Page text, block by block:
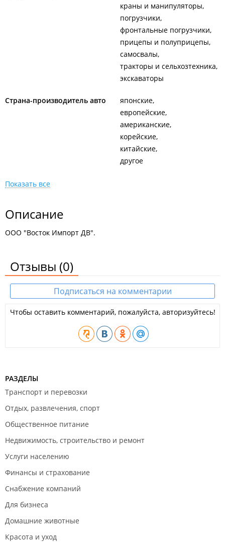
краны и манипуляторы
погрузчики
фронтальные погрузчики
прицепы и полуприцепы
самосвалы
тракторы и сельхозтехника
экскаваторы
Страна-производитель авто
японские
европейские
американские
корейские
китайские
другое
Показать все
Описание
ООО "Восток Импорт ДВ".
Отзывы (0)
Подписаться на комментарии
Чтобы оставить комментарий, пожалуйста, авторизуйтесь!
РАЗДЕЛЫ
Транспорт и перевозки
Отдых, развлечения, спорт
Общественное питание
Недвижимость, строительство и ремонт
Услуги населению
Финансы и страхование
Снабжение компаний
Для бизнеса
Домашние животные
Красота и уход